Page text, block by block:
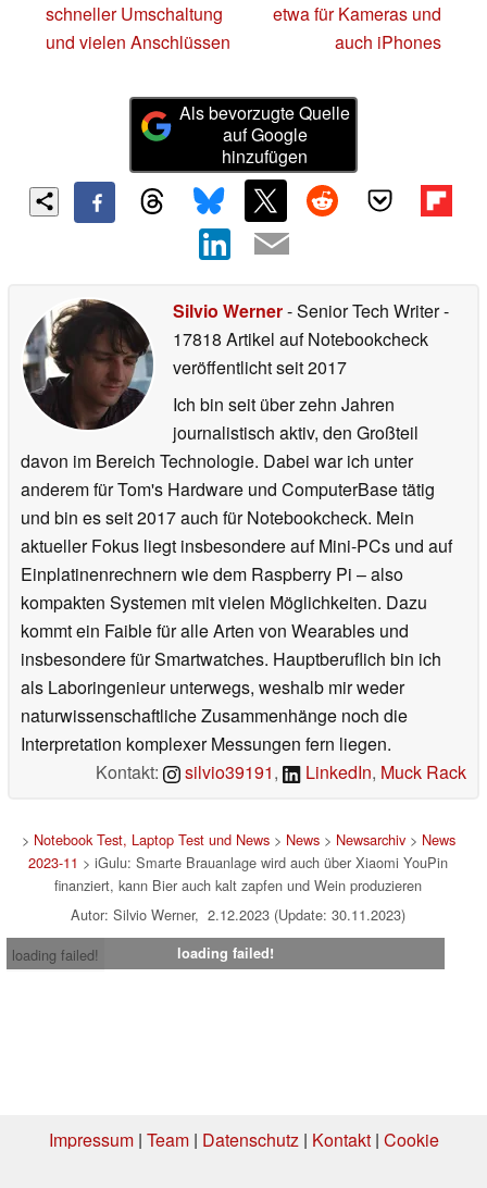
schneller Umschaltung
und vielen Anschlüssen
etwa für Kameras und
auch iPhones
Als bevorzugte Quelle
auf Google
hinzufügen
Silvio Werner- Senior Tech Writer-
17818 Artikel auf Notebookcheck
veröffentlichtseit 2017
Ich bin seit über zehn Jahren
journalistisch aktiv, den Großteil
davon im Bereich Technologie. Dabei war ich unter
anderem für Tom's Hardware und ComputerBase tätig
und bin es seit 2017 auch für Notebookcheck. Mein
aktueller Fokus liegt insbesondere auf Mini-PCs und auf
Einplatinenrechnern wie dem Raspberry Pi – also
kompakten Systemen mit vielen Möglichkeiten. Dazu
kommt ein Faible für alle Arten von Wearables und
insbesondere für Smartwatches. Hauptberuflich bin ich
als Laboringenieur unterwegs, weshalb mir weder
naturwissenschaftliche Zusammenhänge noch die
Interpretation komplexer Messungen fern liegen.
Kontakt:
silvio39191, LinkedIn, Muck Rack
> Notebook Test, Laptop Test und News> News> Newsarchiv> News
2023-11 > iGulu: Smarte Brauanlage wird auch über Xiaomi YouPin
finanziert, kann Bier auch kalt zapfen und Wein produzieren
Autor: Silvio Werner, 2.12.2023 (Update: 30.11.2023)
loading failed!
loading failed!
Impressum| Team| Datenschutz| Kontakt| Cookie